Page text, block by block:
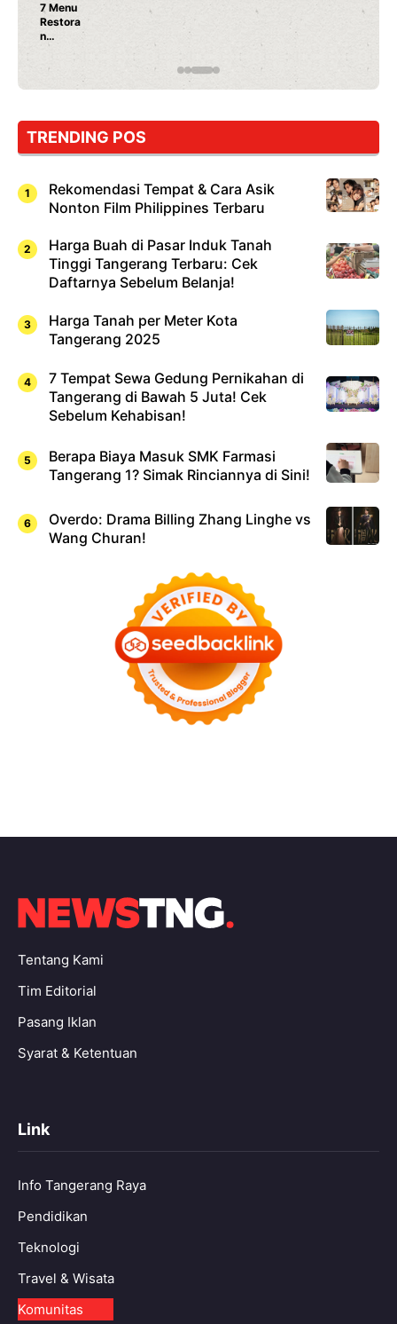
7 Menu
Restora
n
Jepang
yang
Dicoba,
Cuma
Sushi!
TRENDING POS
Rekomendasi Tempat & Cara Asik
Nonton Film Philippines Terbaru
Harga Buah di Pasar Induk Tanah
Tinggi Tangerang Terbaru: Cek
Daftarnya Sebelum Belanja!
Harga Tanah per Meter Kota
Tangerang 2025
7 Tempat Sewa Gedung Pernikahan di
Tangerang di Bawah 5 Juta! Cek
Sebelum Kehabisan!
Berapa Biaya Masuk SMK Farmasi
Tangerang 1? Simak Rinciannya di Sini!
Overdo: Drama Billing Zhang Linghe vs
Wang Churan!
Tentang Kami
Tim Editorial
Pasang Iklan
Syarat & Ketentuan
Link
Info Tangerang Raya
Pendidikan
Teknologi
Travel & Wisata
Komunitas